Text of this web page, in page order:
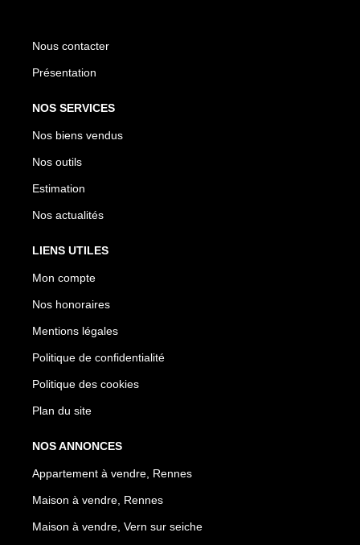
Nous contacter
Présentation
NOS SERVICES
Nos biens vendus
Nos outils
Estimation
Nos actualités
LIENS UTILES
Mon compte
Nos honoraires
Mentions légales
Politique de confidentialité
Politique des cookies
Plan du site
NOS ANNONCES
Appartement à vendre, Rennes
Maison à vendre, Rennes
Maison à vendre, Vern sur seiche